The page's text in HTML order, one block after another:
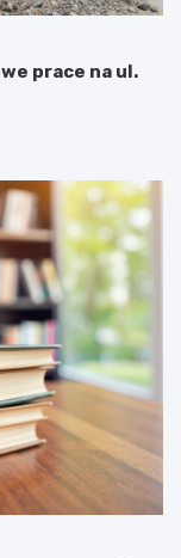
prace na ul.